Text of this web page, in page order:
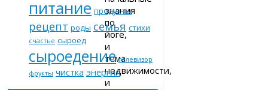
знания
по
йоге,
и
тема
недвижимости,
и
питание продукты
рецепт роды семья стихи
счастье сыроед
сыроедение телевизор
фрукты чистка энергия